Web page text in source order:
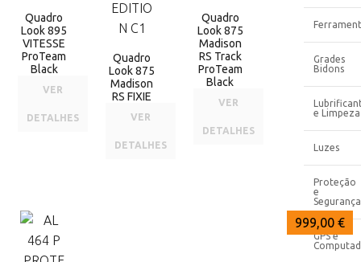
Quadro
Look 895
VITESSE
ProTeam
Black
VER
DETALHES
Quadro
Look 875
Madison
RS FIXIE
VER
DETALHES
Quadro
Look 875
Madison
RS Track
ProTeam
Black
VER
DETALHES
999,00 €
Grades
Bidons
e Limpeza
Luzes
Proteção
e
Segurança
GPS e